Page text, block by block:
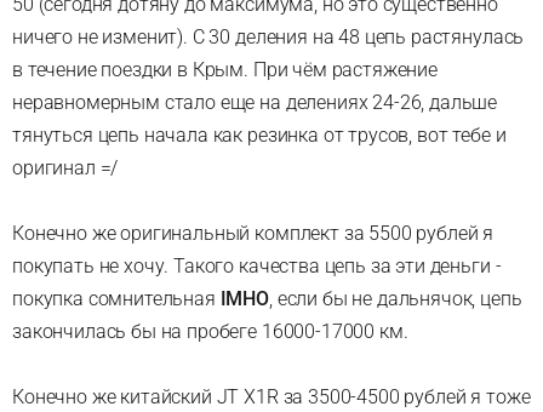
ничего не изменит). С 30 деления на 48 цепь растянулась
в течение поездки в Крым. При чём растяжение
неравномерным стало еще на делениях 24-26, дальше
тянуться цепь начала как резинка от трусов, вот тебе и
оригинал =/
Конечно же оригинальный комплект за 5500 рублей я
покупать не хочу. Такого качества цепь за эти деньги -
покупка сомнительная IMHO , если бы не дальнячок, цепь
закончилась бы на пробеге 16000-17000 км.
Конечно же китайский JT X1R за 3500-4500 рублей я тоже